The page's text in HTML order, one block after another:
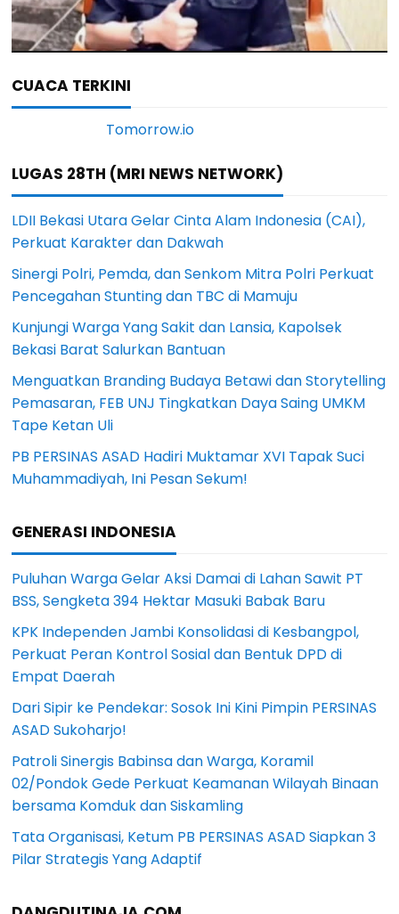
CUACA TERKINI
LUGAS 28TH (MRI NEWS NETWORK)
LDII Bekasi Utara Gelar Cinta Alam Indonesia (CAI),
Perkuat Karakter dan Dakwah
Sinergi Polri, Pemda, dan Senkom Mitra Polri Perkuat
Pencegahan Stunting dan TBC di Mamuju
Kunjungi Warga Yang Sakit dan Lansia, Kapolsek
Bekasi Barat Salurkan Bantuan
Menguatkan Branding Budaya Betawi dan Storytelling
Pemasaran, FEB UNJ Tingkatkan Daya Saing UMKM
Tape Ketan Uli
PB PERSINAS ASAD Hadiri Muktamar XVI Tapak Suci
Muhammadiyah, Ini Pesan Sekum!
GENERASI INDONESIA
Puluhan Warga Gelar Aksi Damai di Lahan Sawit PT
BSS, Sengketa 394 Hektar Masuki Babak Baru
KPK Independen Jambi Konsolidasi di Kesbangpol,
Perkuat Peran Kontrol Sosial dan Bentuk DPD di
Empat Daerah
Dari Sipir ke Pendekar: Sosok Ini Kini Pimpin PERSINAS
ASAD Sukoharjo!
Patroli Sinergis Babinsa dan Warga, Koramil
02/Pondok Gede Perkuat Keamanan Wilayah Binaan
bersama Komduk dan Siskamling
Tata Organisasi, Ketum PB PERSINAS ASAD Siapkan 3
Pilar Strategis Yang Adaptif